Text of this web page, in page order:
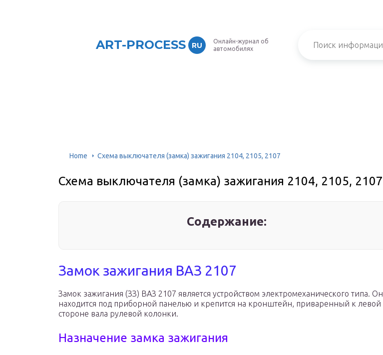
ART-PROCESS RU
Онлайн-журнал об
автомобилях
Home Схема выключателя (замка) зажигания 2104, 2105, 2107
Схема выключателя (замка) зажигания 2104, 2105, 2107
Содержание:
Замок зажигания ВАЗ 2107
Замок зажигания (ЗЗ) ВАЗ 2107 является устройством электромеханического типа. Он
находится под приборной панелью и крепится на кронштейн, приваренный к левой
стороне вала рулевой колонки.
Назначение замка зажигания